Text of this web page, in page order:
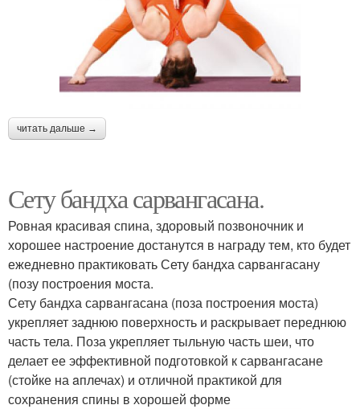
читать дальше →
Сету бандха сарвангасана.
Ровная красивая спина, здоровый позвоночник и
хорошее настроение достанутся в награду тем, кто будет
ежедневно практиковать Сету бандха сарвангасану
(позу построения моста.
Сету бандха сарвангасана (поза построения моста)
укрепляет заднюю поверхность и раскрывает переднюю
часть тела. Поза укрепляет тыльную часть шеи, что
делает ее эффективной подготовкой к сарвангасане
(стойке на aплечах) и отличной практикой для
сохранения спины в хорошей форме